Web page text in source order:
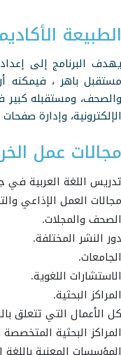
الطبيعة
يهدف البرنامج إلى
مستقبل باهر ، فيمكنه
والصحف، ومستقبله كبير
الإلكترونية، وإدارة
مجالات عمل
تدريس اللغة العربية في
مجالات العمل الإذاعي
الصحف والمجلات.
دور النشر المختلفة.
الجامعات.
الاستشارات اللغوية.
المراكز البحثية.
كل الأعمال التي تتعلق
المراكز البحثية